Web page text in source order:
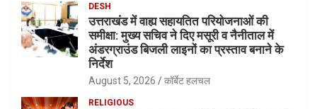
DESH
उत्तराखंड में वाह्य सहायतित परियोजनाओं की
समीक्षा: मुख्य सचिव ने दिए मसूरी व नैनीताल में
अंडरग्राउंड बिजली लाइनों का प्रस्ताव बनाने के
निर्देश
August 5, 2026 कॉर्बेट हलचल
RELIGIOUS